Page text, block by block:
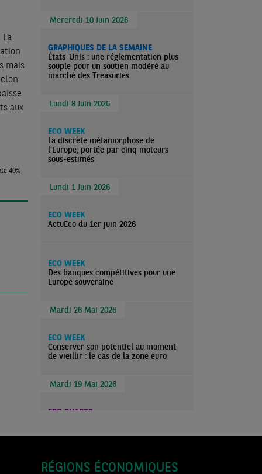
mais
aux
40%
Mercredi 10 Juin 2026
GRAPHIQUES DE LA SEMAINE
États-Unis : une réglementation plus
souple pour un soutien modéré au
marché des Treasuries
Lundi 8 Juin 2026
ECO WEEK
La discrète métamorphose de
l’Europe, portée par cinq moteurs
sous-estimés
Lundi 1 Juin 2026
ECO WEEK
ActuEco du 1er juin 2026
ECO WEEK
Des banques compétitives pour une
Europe souveraine
Mardi 26 Mai 2026
ECO WEEK
Conserver son potentiel au moment
de vieillir : le cas de la zone euro
Mardi 19 Mai 2026
ECO CHARTS
pressions se renforcent et la
services) se dégrade nettement
RÉGIONS ÉCONOMIQUES